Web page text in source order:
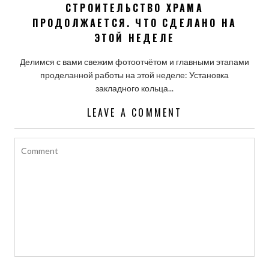
СТРОИТЕЛЬСТВО ХРАМА
ПРОДОЛЖАЕТСЯ. ЧТО СДЕЛАНО НА
ЭТОЙ НЕДЕЛЕ
Делимся с вами свежим фотоотчётом и главными этапами
проделанной работы на этой неделе: Установка
закладного кольца...
LEAVE A COMMENT